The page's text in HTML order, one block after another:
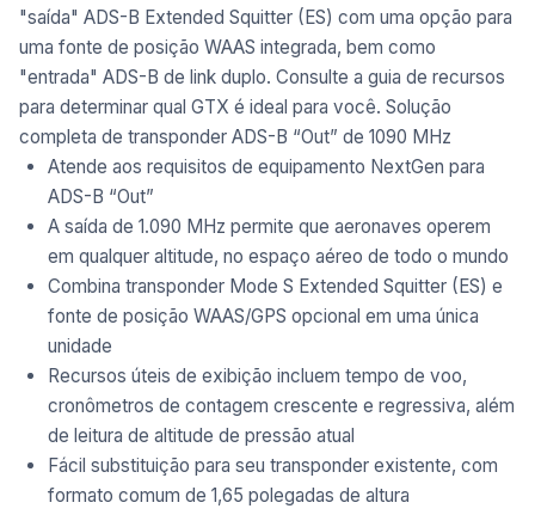
"saída" ADS-B Extended Squitter (ES) com uma opção para
uma fonte de posição WAAS integrada, bem como
"entrada" ADS-B de link duplo. Consulte a guia de recursos
para determinar qual GTX é ideal para você. Solução
completa de transponder ADS-B “Out” de 1090 MHz
Atende aos requisitos de equipamento NextGen para
ADS-B “Out”
A saída de 1.090 MHz permite que aeronaves operem
em qualquer altitude, no espaço aéreo de todo o mundo
Combina transponder Mode S Extended Squitter (ES) e
fonte de posição WAAS/GPS opcional em uma única
unidade
Recursos úteis de exibição incluem tempo de voo,
cronômetros de contagem crescente e regressiva, além
de leitura de altitude de pressão atual
Fácil substituição para seu transponder existente, com
formato comum de 1,65 polegadas de altura